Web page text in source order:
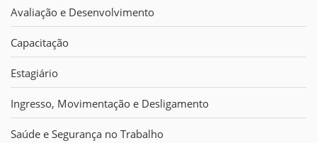
Avaliação e Desenvolvimento
Capacitação
Estagiário
Ingresso, Movimentação e Desligamento
Saúde e Segurança no Trabalho